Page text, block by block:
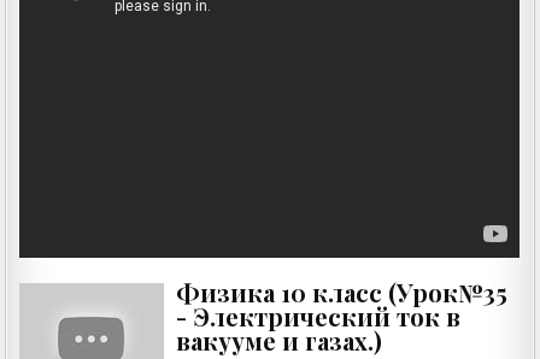
Физика 10 класс (Урок№35
- Электрический ток в
вакууме и газах.)